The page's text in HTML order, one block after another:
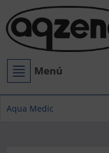
Menú
Aqua Medic